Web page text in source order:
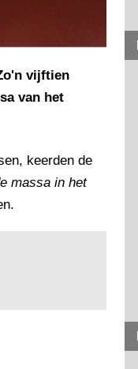
vijftien
van het
keerden de
massa in het